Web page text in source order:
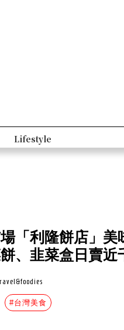
Lifestyle
「利隆餅店」美
、韭菜盒日賣近
#台灣美食